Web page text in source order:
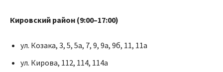
Кировский район (9:00–17:00)
ул. Козака, 3, 5, 5а, 7, 9, 9а, 9б, 11, 11а
ул. Кирова, 112, 114, 114а